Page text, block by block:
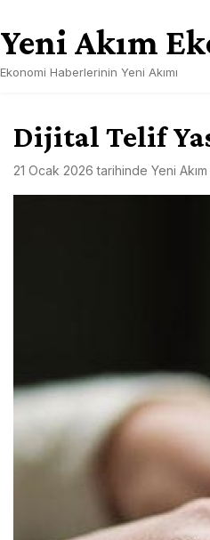
to
content
Yeni Akım
Ekonomi Haberlerinin Yeni Akımı
Dijital Telif
21 Ocak 2026 tarihinde Yeni Akım